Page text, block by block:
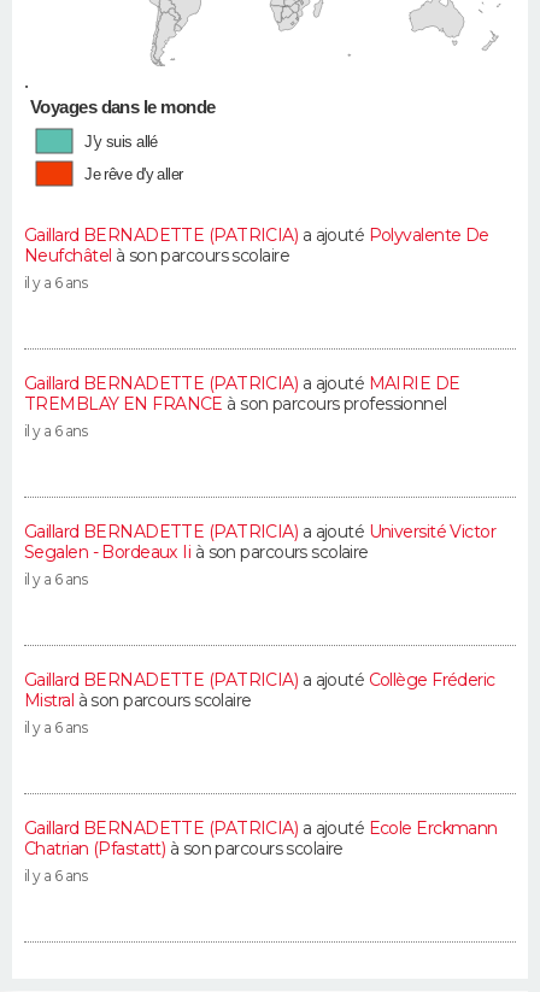
•
Voyages dans le monde
J'y suis allé
Je rêve d'y aller
Gaillard BERNADETTE (PATRICIA) a ajouté Polyvalente De
Neufchâtel à son parcours scolaire
il y a 6 ans
Gaillard BERNADETTE (PATRICIA) a ajouté MAIRIE DE
TREMBLAY EN FRANCE à son parcours professionnel
il y a 6 ans
Gaillard BERNADETTE (PATRICIA) a ajouté Université Victor
Segalen - Bordeaux Ii à son parcours scolaire
il y a 6 ans
Gaillard BERNADETTE (PATRICIA) a ajouté Collège Fréderic
Mistral à son parcours scolaire
il y a 6 ans
Gaillard BERNADETTE (PATRICIA) a ajouté Ecole Erckmann
Chatrian (Pfastatt) à son parcours scolaire
il y a 6 ans